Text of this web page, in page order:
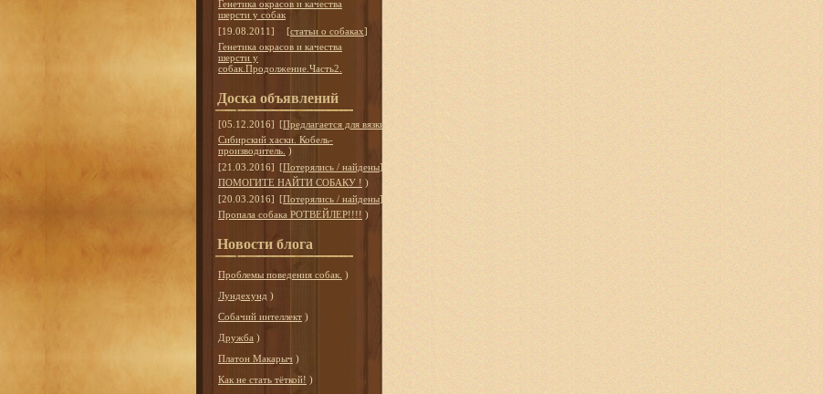
Генетика окрасов и качества
шерсти у собак
[19.08.2011]
[статьи о собаках]
Генетика окрасов и качества
шерсти у
собак.Продолжение.Часть2.
Доска объявлений
[05.12.2016] [Предлагается для вязки
Сибирский хаски. Кобель-
производитель. )
[21.03.2016] [Потерялись / найдены]
ПОМОГИТЕ НАЙТИ СОБАКУ ! )
[20.03.2016] [Потерялись / найдены]
Пропала собака РОТВЕЙЛЕР!!!! )
Новости блога
Проблемы поведения собак. )
Лундехунд )
Собачий интеллект )
Дружба )
Платон Макарыч )
Как не стать тёткой! )